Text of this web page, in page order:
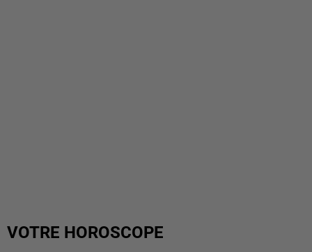
VOTRE HOROSCOPE